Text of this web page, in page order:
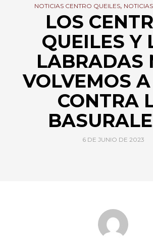
NOTICIAS CENTRO QUEILES,
LOS
QUEILES Y
LABRADAS
VOLVEMOS
CONTRA
6 DE JUNIO DE 2023